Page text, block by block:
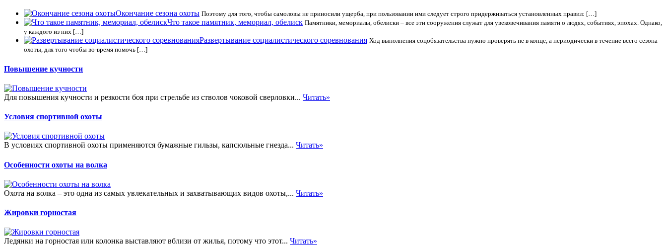
Окончание сезона охоты Поэтому для того, чтобы самоловы не приносили ущерба, при пользовании ими следует строго придерживаться установленных правил: […]
Что такое памятник, мемориал, обелиск Памятники, мемориалы, обелиски – все эти сооружения служат для увековечивания памяти о людях, событиях, эпохах. Однако,
у каждого из них […]
Развертывание социалистического соревнования Ход выполнения соцобязательства нужно проверять не в конце, а периодически в течение всего сезона
охоты, для того чтобы во-время помочь […]
Повышение кучности
Для повышения кучности и резкости боя при стрельбе из стволов чоковой сверловки... Читать»
Условия спортивной охоты
В условиях спортивной охоты применяются бумажные гильзы, капсюльные гнезда... Читать»
Особенности охоты на волка
Охота на волка – это одна из самых увлекательных и захватывающих видов охоты,... Читать»
Жировки горностая
Ледянки на горностая или колонка выставляют вблизи от жилья, потому что этот... Читать»